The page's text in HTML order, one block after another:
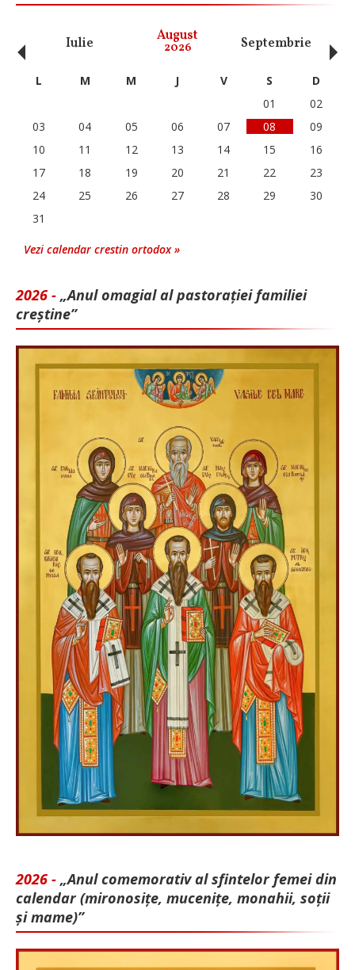
Iulie August
2026 Septembrie
‹ L M M J V S
D
01
02
03
04 05 06 07 08
09
10
11 12 13 14 15
16
17
18 19 20 21 22
23
24
25 26 27 28 29
30
31
Vezi calendar crestin ortodox »
2026 - „Anul omagial al pastorației familiei
creștine”
2026 - „Anul comemorativ al sfintelor femei din
calendar (mironosițe, mu­cenițe, monahii, soții
și mame)”